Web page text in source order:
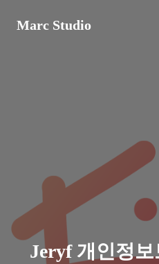
Marc Studio
Jeryf 개인정